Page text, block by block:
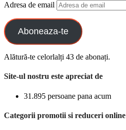
Adresa de email
Aboneaza-te
Alătură-te celorlalți 43 de abonați.
Site-ul nostru este apreciat de
31.895 persoane pana acum
Categorii promotii si reduceri online